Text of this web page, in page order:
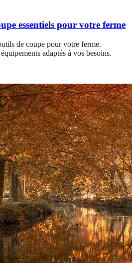
essentiels pour votre ferme
de coupe pour votre ferme.
adaptés à vos besoins.